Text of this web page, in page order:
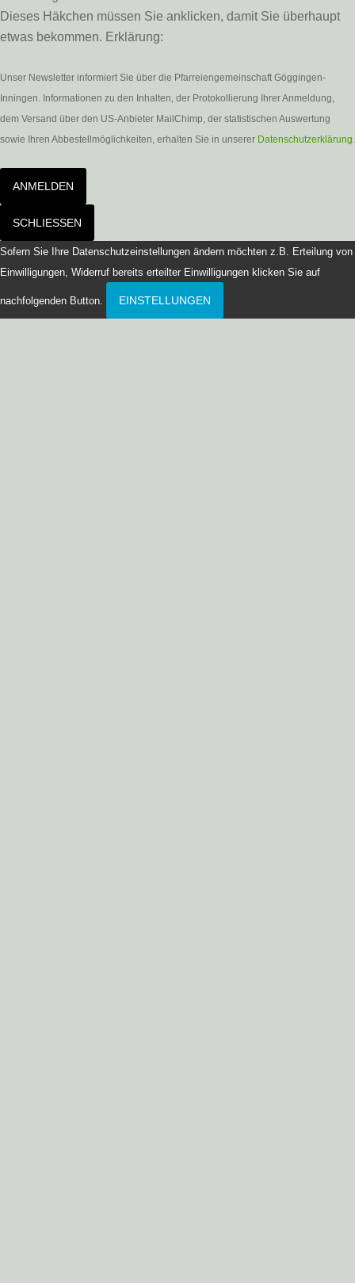
Dieses Häkchen müssen Sie anklicken, damit Sie überhaupt
etwas bekommen. Erklärung:
Unser Newsletter informiert Sie über die Pfarreiengemeinschaft Göggingen-
Inningen. Informationen zu den Inhalten, der Protokollierung Ihrer Anmeldung,
dem Versand über den US-Anbieter MailChimp, der statistischen Auswertung
sowie Ihren Abbestellmöglichkeiten, erhalten Sie in unserer Datenschutzerklärung.
ANMELDEN
SCHLIESSEN
Sofern Sie Ihre Datenschutzeinstellungen ändern möchten z.B. Erteilung von
Einwilligungen, Widerruf bereits erteilter Einwilligungen klicken Sie auf
nachfolgenden Button. EINSTELLUNGEN